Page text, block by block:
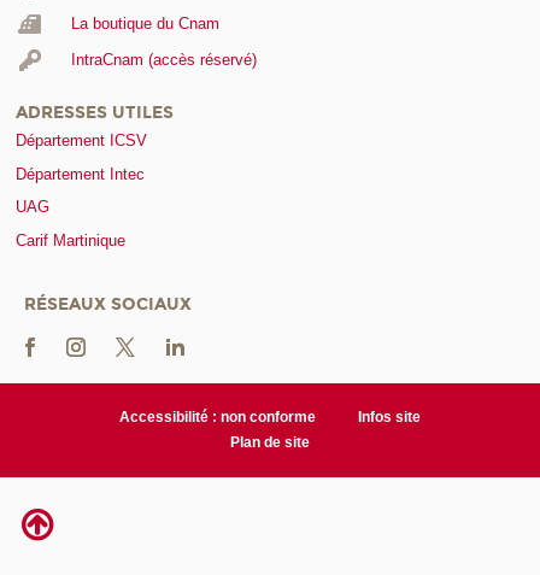
La boutique du Cnam
IntraCnam (accès réservé)
ADRESSES UTILES
Département ICSV
Département Intec
UAG
Carif Martinique
RÉSEAUX SOCIAUX
Accessibilité : non conforme
Infos site
Plan de site